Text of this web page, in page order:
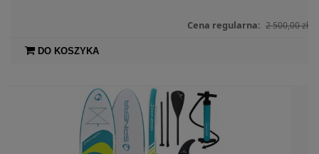
Cena regularna: 2 500,00 zł
DO KOSZYKA